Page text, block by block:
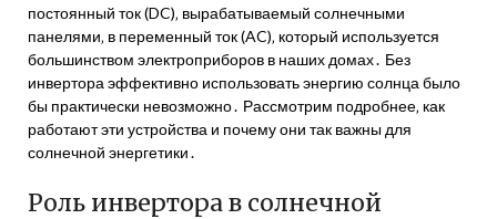
постоянный ток (DC)‚ вырабатываемый солнечными
панелями‚ в переменный ток (AC)‚ который используется
большинством электроприборов в наших домах․ Без
инвертора эффективно использовать энергию солнца было
бы практически невозможно․ Рассмотрим подробнее‚ как
работают эти устройства и почему они так важны для
солнечной энергетики․
Роль инвертора в солнечной